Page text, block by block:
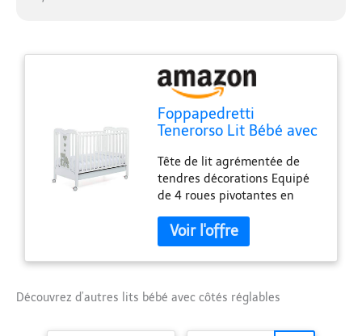
Foppapedretti
Tenerorso Lit Bébé avec
Tête de lit agrémentée de
tendres décorations Equipé
de 4 roues pivotantes en
qui facilitent le déplacement
Sommier à lattes en bois de
hêtre massif pouvant être
et grand tiroir utile pour
bois de hêtre massif peint
Découvrez d’autres lits bébé avec côtés réglables